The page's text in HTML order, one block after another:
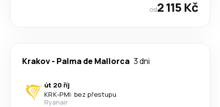
od2 115 Kč
Krakov- Palma de Mallorca 3 dni
út 20 říj
KRK-PMI· bez přestupu
Ryanair